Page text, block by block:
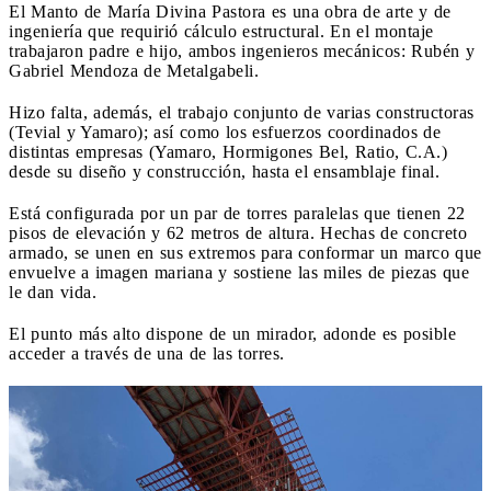
El Manto de María Divina Pastora es una obra de arte y de
ingeniería que requirió cálculo estructural. En el montaje
trabajaron padre e hijo, ambos ingenieros mecánicos: Rubén y
Gabriel Mendoza de Metalgabeli.
Hizo falta, además, el trabajo conjunto de varias constructoras
(Tevial y Yamaro); así como los esfuerzos coordinados de
distintas empresas (Yamaro, Hormigones Bel, Ratio, C.A.)
desde su diseño y construcción, hasta el ensamblaje final.
Está configurada por un par de torres paralelas que tienen 22
pisos de elevación y 62 metros de altura. Hechas de concreto
armado, se unen en sus extremos para conformar un marco que
envuelve a imagen mariana y sostiene las miles de piezas que
le dan vida.
El punto más alto dispone de un mirador, adonde es posible
acceder a través de una de las torres.